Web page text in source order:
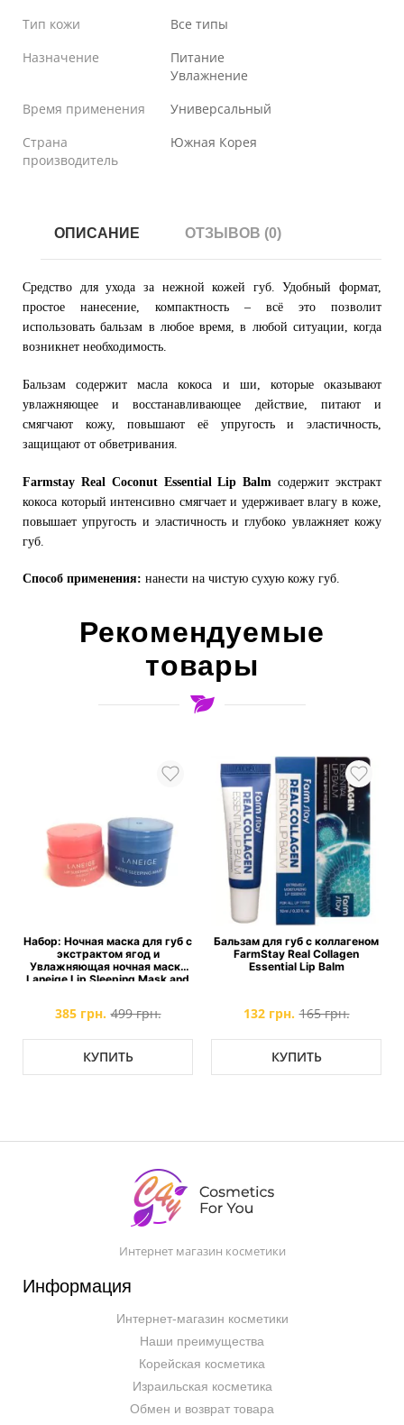
Тип кожи
Все типы
Назначение
Питание
Увлажнение
Время применения
Универсальный
Страна
производитель
Южная Корея
ОПИСАНИЕ ОТЗЫВОВ (0)
Средство для ухода за нежной кожей губ. Удобный формат,
простое нанесение, компактность – всё это позволит
использовать бальзам в любое время, в любой ситуации, когда
возникнет необходимость.
Бальзам содержит масла кокоса и ши, которые оказывают
увлажняющее и восстанавливающее действие, питают и
смягчают кожу, повышают её упругость и эластичность,
защищают от обветривания.
Farmstay Real Coconut Essential Lip Balm содержит экстракт
кокоса который интенсивно смягчает и удерживает влагу в коже,
повышает упругость и эластичность и глубоко увлажняет кожу
губ.
Способ применения: нанести на чистую сухую кожу губ.
Рекомендуемые
товары
Набор: Ночная маска для губ с
экстрактом ягод и
Увлажняющая ночная маска
Laneige Lip Sleeping Mask and
385 грн. 499 грн.
КУПИТЬ
Бальзам для губ с коллагеном
FarmStay Real Collagen
Essential Lip Balm
132 грн. 165 грн.
КУПИТЬ
Интернет магазин косметики
Информация
Интернет-магазин косметики
Наши преимущества
Корейская косметика
Израильская косметика
Обмен и возврат товара